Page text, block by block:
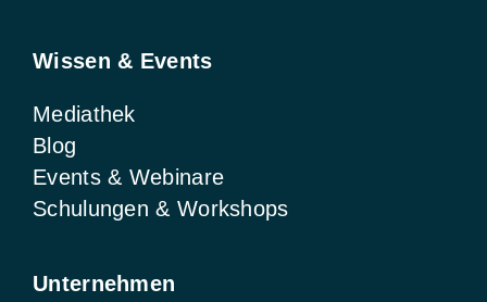
Wissen & Events
Mediathek
Blog
Events & Webinare
Schulungen & Workshops
Unternehmen